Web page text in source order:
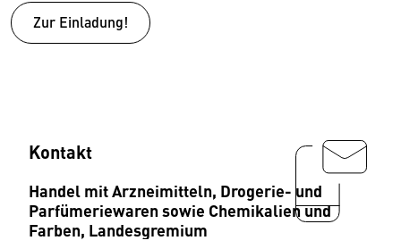
Zur Einladung!
Kontakt
Handel mit Arzneimitteln, Drogerie- und
Parfümeriewaren sowie Chemikalien und
Farben, Landesgremium